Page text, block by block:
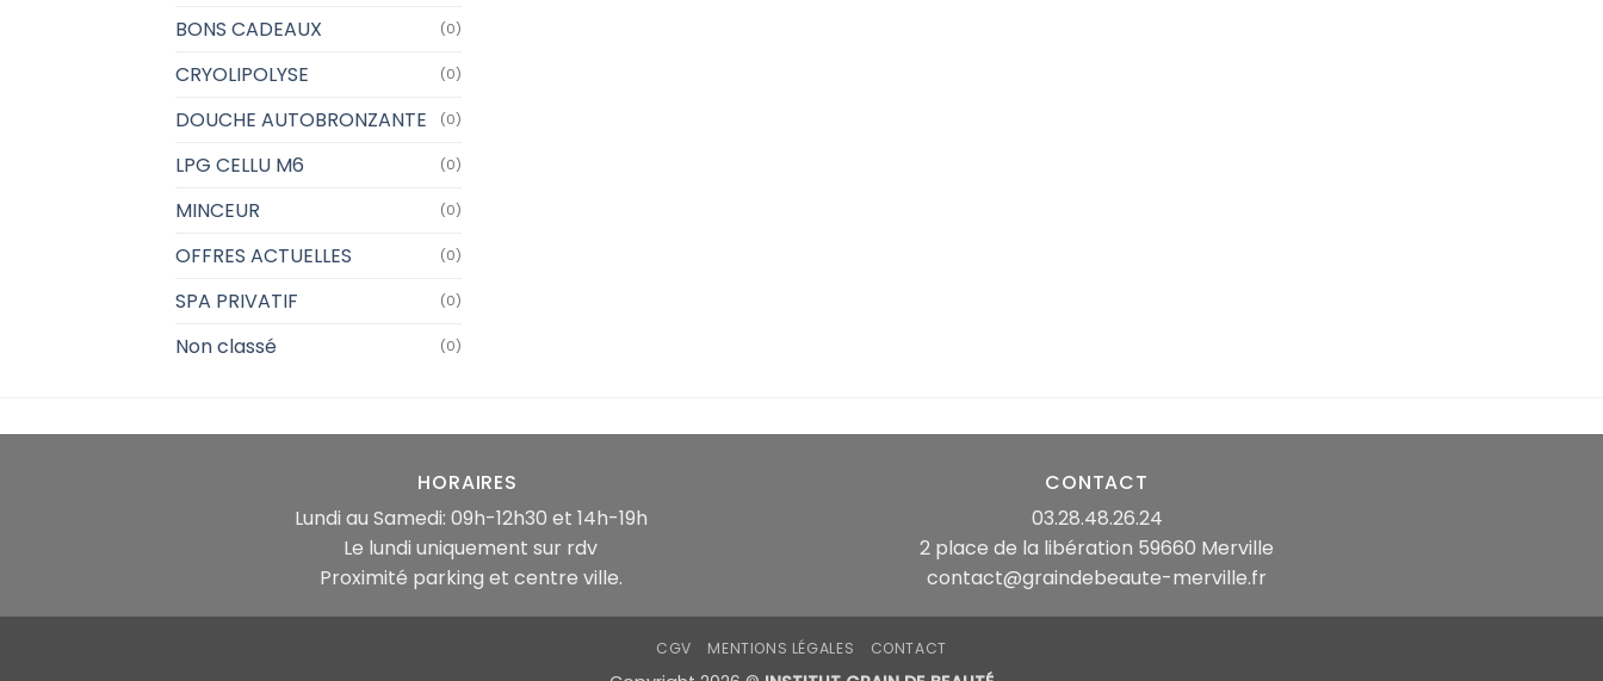
BONS CADEAUX (0)
CRYOLIPOLYSE (0)
DOUCHE AUTOBRONZANTE (0)
LPG CELLU M6 (0)
MINCEUR (0)
OFFRES ACTUELLES (0)
SPA PRIVATIF (0)
Non classé (0)
HORAIRES
Lundi au Samedi: 09h-12h30 et 14h-19h
Le lundi uniquement sur rdv
Proximité parking et centre ville.
CONTACT
03.28.48.26.24
2 place de la libération 59660 Merville
contact@graindebeaute-merville.fr
CGV MENTIONS LÉGALES CONTACT